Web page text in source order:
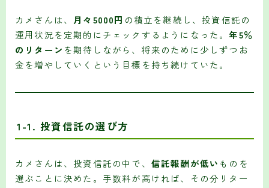
カメさんは、 月々5000円 の積立を継続し、投資信託の
運用状況を定期的にチェックするようになった。年5％
のリターン を期待しながら、将来のために少しずつお
金を増やしていくという目標を持ち続けていた。
1-1. 投資信託の選び方
カメさんは、投資信託の中で、 信託報酬が低い ものを
選ぶことに決めた。手数料が高ければ、その分リター